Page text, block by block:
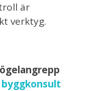
är
verktyg.
byggkonsult